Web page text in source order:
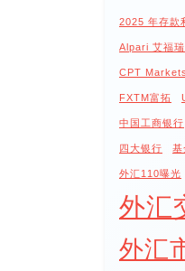
2025 年存款
Alpari 艾福瑞
CPT Markets
FXTM富拓
中国工商银行
四大银行 基
外汇110曝光
外汇
外汇